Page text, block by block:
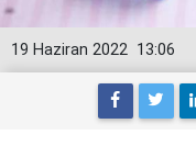
13:06
19 Haziran 2022